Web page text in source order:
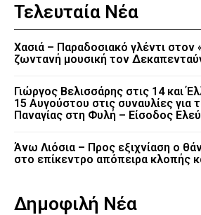
Τελευταία Νέα
Χασιά – Παραδοσιακό γλέντι στον
ζωντανή μουσική τον
Γιώργος Βελισσάρης στις 14 και
15 Αυγούστου στις συναυλίες για
Παναγίας στη Φυλή – Είσοδος
Άνω Λιόσια – Προς εξιχνίαση ο
στο επίκεντρο απόπειρα κλοπής
Δημοφιλή Νέα